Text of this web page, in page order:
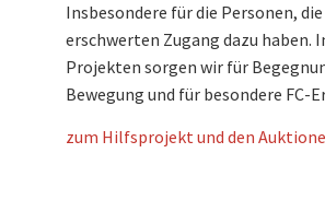
Insbesondere für die Personen,
erschwerten Zugang dazu haben.
Projekten sorgen wir für
Bewegung und für besondere FC-
zum Hilfsprojekt und den